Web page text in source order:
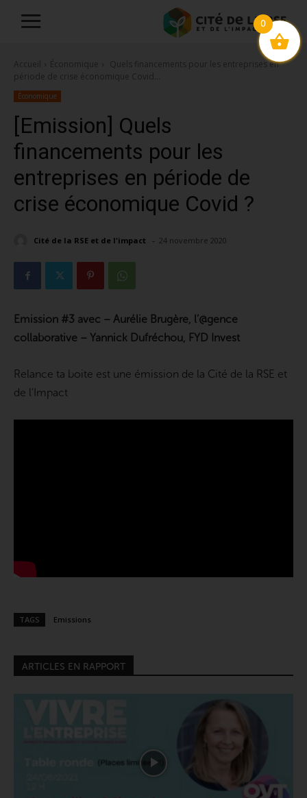
Accueil Économique
Quels financements pour les entreprises en
période de crise économique Covid...
Économique
[Emission] Quels
financements pour les
entreprises en période de
crise économique Covid ?
Cité de la RSE et de l'impact - 24 novembre 2020
Emission #3 avec – Aurélie Brugère, l’@gence
collaborative – Yannick Dufréchou, FYD Invest
Relance ta boite est une émission de la Cité de la RSE et
de l’Impact
TAGS Emissions
ARTICLES EN RAPPORT
0